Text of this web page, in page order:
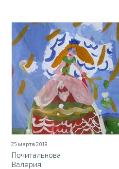
25 марта 2019
Почитальнова
Валерия